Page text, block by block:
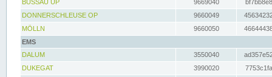
BÜSSAU UP
9669040
DONNERSCHLEUSE OP
9660049
MÖLLN
9660050
EMS
DALUM
3550040
DUKEGAT
3990020